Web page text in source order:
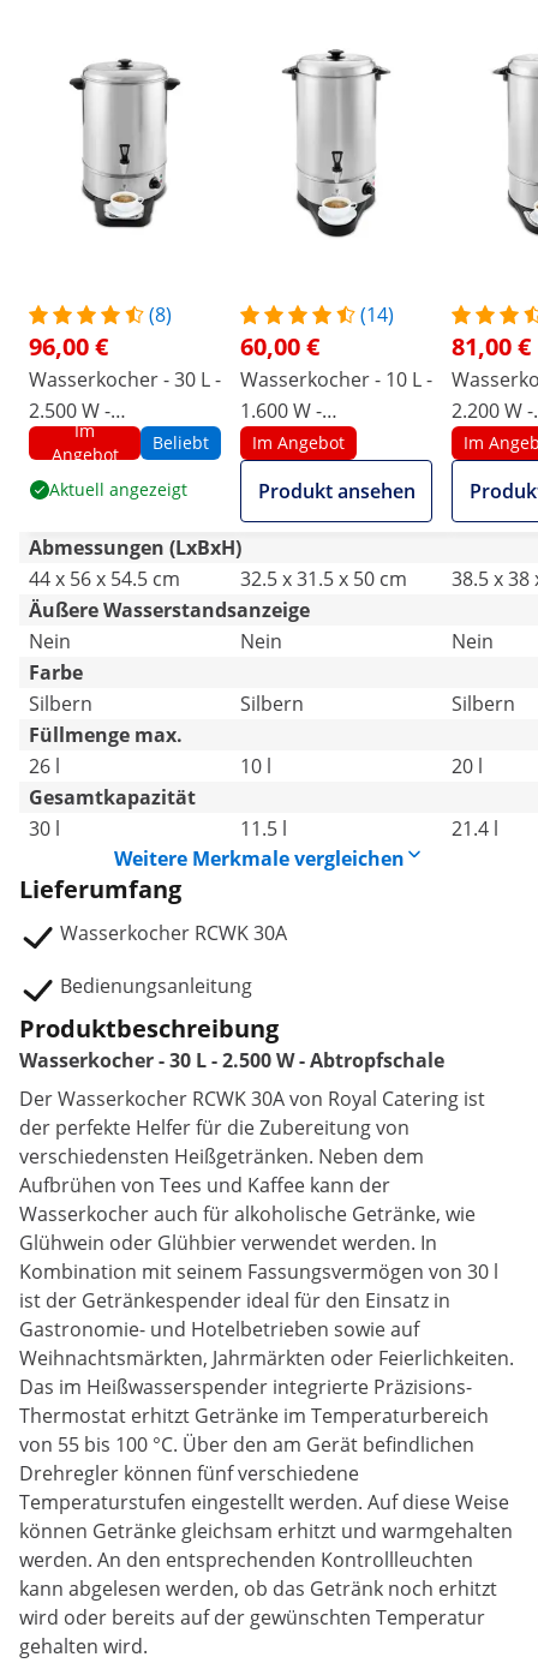
(8)
96,00 €
Wasserkocher - 30 L -
2.500 W -
Abtropfschale
Im
Angebot
Beliebt
Aktuell angezeigt
(14)
60,00 €
Wasserkocher - 10 L -
1.600 W -
Abtropfschale
Im Angebot
Produkt ansehen
81,00 €
2.200 W -
Im
Abmessungen (LxBxH)
44 x 56 x 54.5 cm
32.5 x 31.5 x 50 cm
38.5 x 38
Äußere Wasserstandsanzeige
Nein
Nein
Nein
Farbe
Silbern
Silbern
Silbern
Füllmenge max.
26 l
10 l
20 l
Gesamtkapazität
30 l
11.5 l
21.4 l
Weitere Merkmale vergleichen
Lieferumfang
Wasserkocher RCWK 30A
Bedienungsanleitung
Produktbeschreibung
Wasserkocher - 30 L - 2.500 W - Abtropfschale
Der Wasserkocher RCWK 30A von Royal Catering ist
der perfekte Helfer für die Zubereitung von
verschiedensten Heißgetränken. Neben dem
Aufbrühen von Tees und Kaffee kann der
Wasserkocher auch für alkoholische Getränke, wie
Glühwein oder Glühbier verwendet werden. In
Kombination mit seinem Fassungsvermögen von 30 l
ist der Getränkespender ideal für den Einsatz in
Gastronomie- und Hotelbetrieben sowie auf
Weihnachtsmärkten, Jahrmärkten oder Feierlichkeiten.
Das im Heißwasserspender integrierte Präzisions-
Thermostat erhitzt Getränke im Temperaturbereich
von 55 bis 100 °C. Über den am Gerät befindlichen
Drehregler können fünf verschiedene
Temperaturstufen eingestellt werden. Auf diese Weise
können Getränke gleichsam erhitzt und warmgehalten
werden. An den entsprechenden Kontrollleuchten
kann abgelesen werden, ob das Getränk noch erhitzt
wird oder bereits auf der gewünschten Temperatur
gehalten wird.